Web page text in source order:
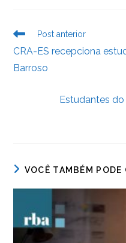
b
o
o
dI
n p
Leia
artigos
Post anterior
CRA-ES recepciona
Barroso
Estudantes
VOCÊ TAMBÉM PODE